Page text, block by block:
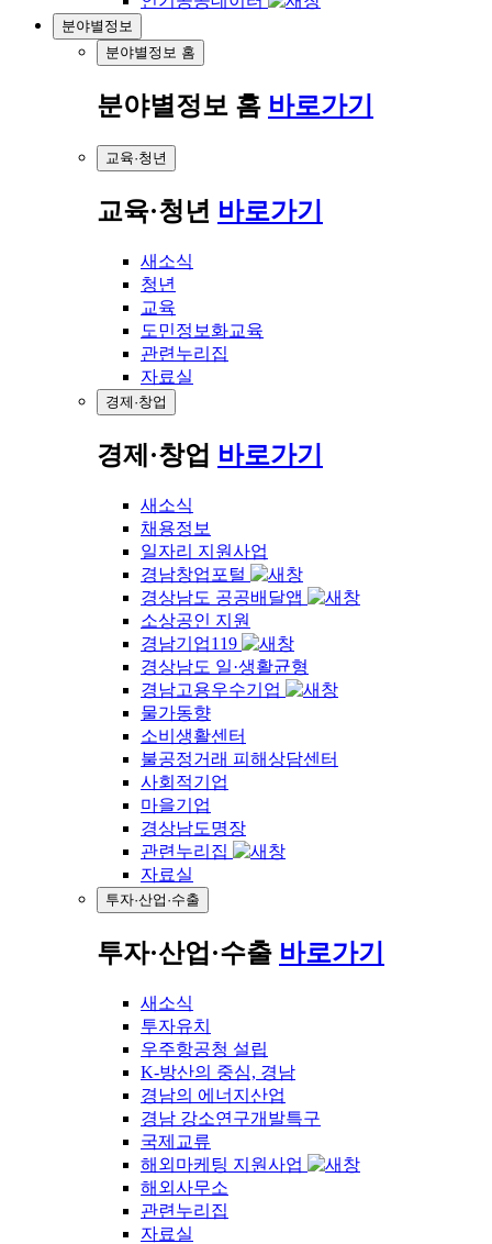
분야별정보
분야별정보 홈
분야별정보 홈 바로가기
교육·청년
교육·청년 바로가기
새소식
청년
교육
도민정보화교육
관련누리집
자료실
경제·창업
경제·창업 바로가기
새소식
채용정보
일자리 지원사업
경남창업포털
경상남도 공공배달앱
소상공인 지원
경남기업119
경상남도 일·생활균형
경남고용우수기업
물가동향
소비생활센터
불공정거래 피해상담센터
사회적기업
마을기업
경상남도명장
관련누리집
자료실
투자·산업·수출
투자·산업·수출 바로가기
새소식
투자유치
우주항공청 설립
K-방산의 중심, 경남
경남의 에너지산업
경남 강소연구개발특구
국제교류
해외마케팅 지원사업
해외사무소
관련누리집
자료실